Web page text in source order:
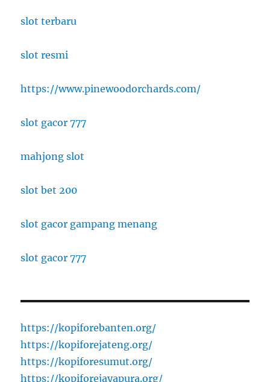
slot terbaru
slot resmi
https://www.pinewoodorchards.com/
slot gacor 777
mahjong slot
slot bet 200
slot gacor gampang menang
slot gacor 777
https://kopiforebanten.org/
https://kopiforejateng.org/
https://kopiforesumut.org/
https://kopiforejayapura.org/